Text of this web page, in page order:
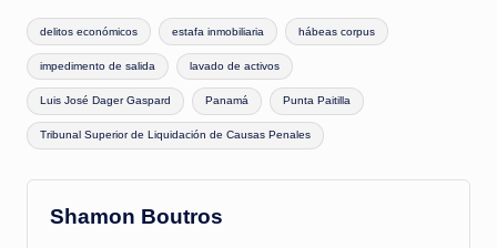
Tags:
delitos económicos estafa inmobiliaria hábeas corpus
impedimento de salida lavado de activos
Luis José Dager Gaspard Panamá Punta Paitilla
Tribunal Superior de Liquidación de Causas Penales
Shamon Boutros